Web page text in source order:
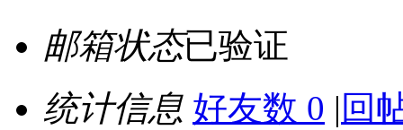
邮箱状态已验证
统计信息 好友数 0 | 回